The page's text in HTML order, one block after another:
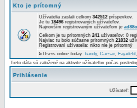
Kto je prítomný
Užívatelia zaslali celkom 342512 príspevkov.
Je tu 18496 registrovaných užívateľov.
Najnovším registrovaným užívateľom je
Celkom je tu prítomných 241 užívateľov: 0
Najviac tu bolo súčasne prítomných 21832
Registrovaní užívatelia: nikto nie je prítomný
5 Users online today: bandy, Caesar, Fajadefil ,
Tieto dáta sú založené na aktivite užívateľov počas
Prihlásenie
Užívateľ: